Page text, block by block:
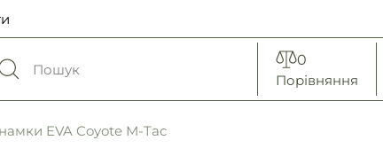
0
Порівняння
EVA Coyote M-Tac